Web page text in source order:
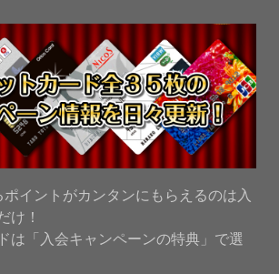
イントがカンタンにもらえるのは入
け！
は「入会キャンペーンの特典」で選